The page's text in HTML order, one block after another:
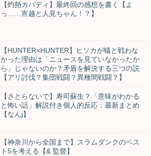
【灼熱カバディ】最終回の感想を書く【よ
っ……宵越と人見ちゃん！？】
【HUNTER×HUNTER】ヒソカが蟻と戦わな
かった理由は「ニュースを見ていなかったか
ら」じゃないのか？矛盾を解決する三つの説
【アリ討伐？集団戦闘？異種間戦闘？】
【さとらないで】寿司蘇生？「意味がわかる
と怖い話」解説付き個人的反応：最新まとめ
【なんj】
【神奈川から全国まで】スラムダンクのベス
ト5を考える【& 監督】